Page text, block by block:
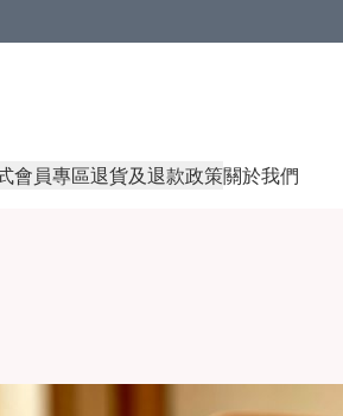
會員專區退貨及退款政策關於我們